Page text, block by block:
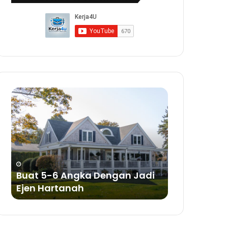
Buat
5-
6
Angka
Dengan
Jadi
Ejen
Hartanah
Buat 5-6 Angka Dengan Jadi
Ejen Hartanah
Buat
Dengan
Bisnes
Sabun